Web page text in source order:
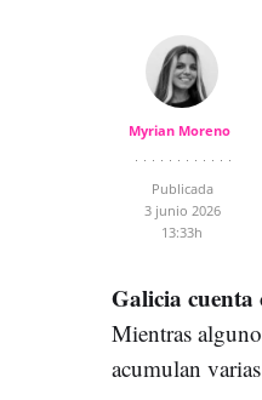
Myrian Moreno
Publicada
3 junio 2026
13:33h
Galicia
Mientras
acumulan